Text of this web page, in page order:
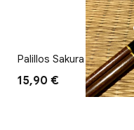
Palillos Sakura con nácar
negro
15,90 €